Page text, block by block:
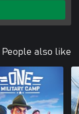
People also like